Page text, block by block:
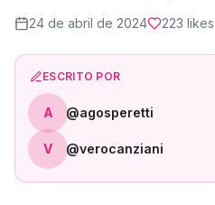
24 de abril de 2024 223 likes
ESCRITO POR
A @agosperetti
V @verocanziani